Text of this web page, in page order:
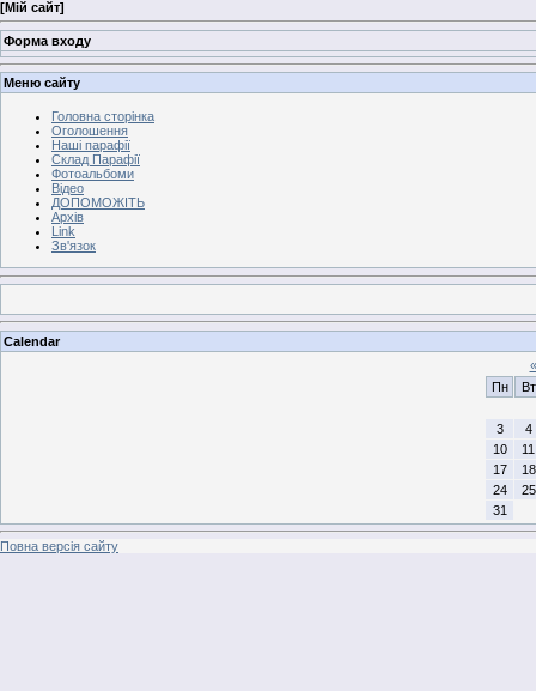
[Мій сайт]
Форма входу
Меню сайту
Головна сторінка
Оголошення
Наші парафії
Склад Парафії
Фотоальбоми
Відео
ДОПОМОЖІТЬ
Архів
Link
Зв'язок
Calendar
«
Пн
Вт
3
4
10
11
17
18
24
25
31
Повна версія сайту